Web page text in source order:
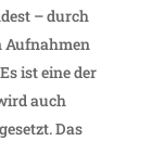
– durch
Aufnahmen
ist eine der
auch
Das